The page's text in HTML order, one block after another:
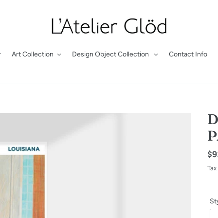
Art Collection Design Object Collection Contact Info